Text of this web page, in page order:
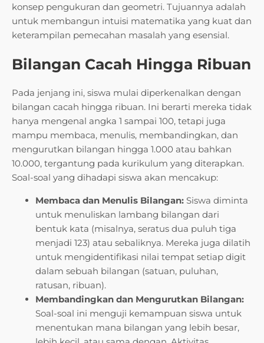
konsep pengukuran dan geometri. Tujuannya adalah
untuk membangun intuisi matematika yang kuat dan
keterampilan pemecahan masalah yang esensial.
Bilangan Cacah Hingga Ribuan
Pada jenjang ini, siswa mulai diperkenalkan dengan
bilangan cacah hingga ribuan. Ini berarti mereka tidak
hanya mengenal angka 1 sampai 100, tetapi juga
mampu membaca, menulis, membandingkan, dan
mengurutkan bilangan hingga 1.000 atau bahkan
10.000, tergantung pada kurikulum yang diterapkan.
Soal-soal yang dihadapi siswa akan mencakup:
Membaca dan Menulis Bilangan: Siswa diminta
untuk menuliskan lambang bilangan dari
bentuk kata (misalnya, seratus dua puluh tiga
menjadi 123) atau sebaliknya. Mereka juga dilatih
untuk mengidentifikasi nilai tempat setiap digit
dalam sebuah bilangan (satuan, puluhan,
ratusan, ribuan).
Membandingkan dan Mengurutkan Bilangan:
Soal-soal ini menguji kemampuan siswa untuk
menentukan mana bilangan yang lebih besar,